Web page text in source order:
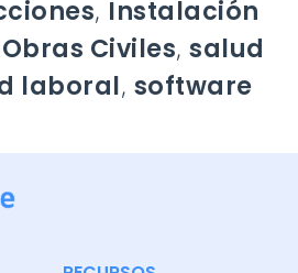
, Instalación
Obras Civiles, salud
laboral, software